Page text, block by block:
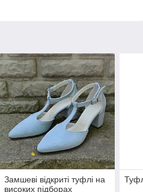
Замшеві відкриті туфлі на
високих підборах